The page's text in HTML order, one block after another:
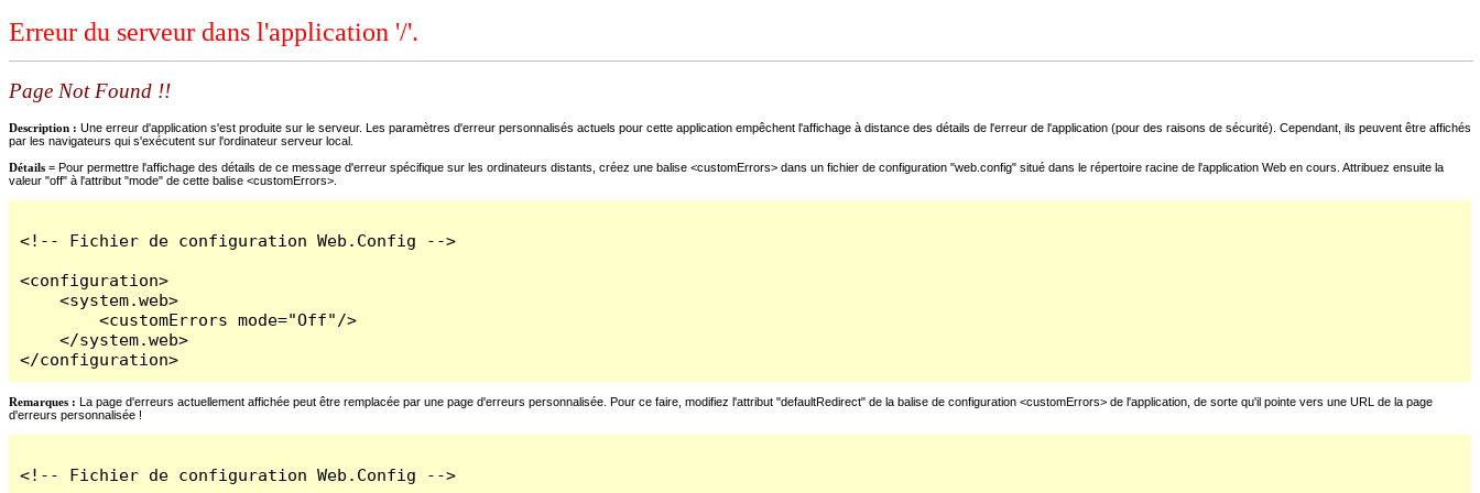
Erreur du serveur dans l'application '/'.
Page Not Found !!
Description : Une erreur d'application s'est produite sur le serveur. Les paramètres d'erreur personnalisés actuels pour cette application empêchent l'affichage à distance des détails de l'erreur de l'application (pour des raisons de sécurité). Cependant, ils peuvent être affichés
par les navigateurs qui s'exécutent sur l'ordinateur serveur local.
Détails = Pour permettre l'affichage des détails de ce message d'erreur spécifique sur les ordinateurs distants, créez une balise <customErrors> dans un fichier de configuration "web.config" situé dans le répertoire racine de l'application Web en cours. Attribuez ensuite la
valeur "off" à l'attribut "mode" de cette balise <customErrors>.
<!-- Fichier de configuration Web.Config -->
<configuration>
    <system.web>
        <customErrors mode="Off"/>
    </system.web>
</configuration>
Remarques : La page d'erreurs actuellement affichée peut être remplacée par une page d'erreurs personnalisée. Pour ce faire, modifiez l'attribut "defaultRedirect" de la balise de configuration <customErrors> de l'application, de sorte qu'il pointe vers une URL de la page
d'erreurs personnalisée !
<!-- Fichier de configuration Web.Config -->